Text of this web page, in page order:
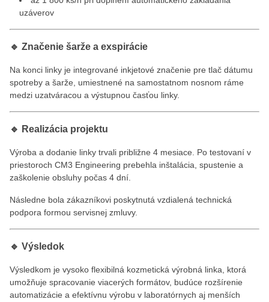
uzáverov
🔹 Značenie šarže a exspirácie
Na konci linky je integrované inkjetové značenie pre tlač dátumu
spotreby a šarže, umiestnené na samostatnom nosnom ráme
medzi uzatváracou a výstupnou časťou linky.
🔹 Realizácia projektu
Výroba a dodanie linky trvali približne 4 mesiace. Po testovaní v
priestoroch CM3 Engineering prebehla inštalácia, spustenie a
zaškolenie obsluhy počas 4 dní.
Následne bola zákazníkovi poskytnutá vzdialená technická
podpora formou servisnej zmluvy.
🔹 Výsledok
Výsledkom je vysoko flexibilná kozmetická výrobná linka, ktorá
umožňuje spracovanie viacerých formátov, budúce rozšírenie
automatizácie a efektívnu výrobu v laboratórnych aj menších